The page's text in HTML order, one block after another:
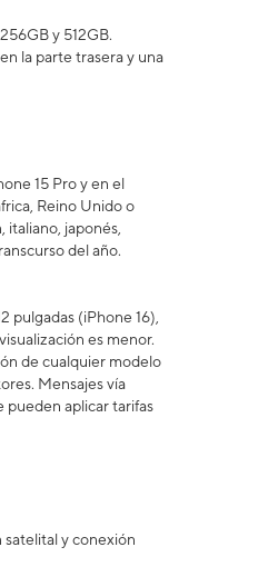
y 512GB.
la parte trasera y una
15 Pro y en el
Reino Unido o
italiano, japonés,
del año.
pulgadas (iPhone 16),
es menor.
de cualquier modelo
Mensajes vía
pueden aplicar tarifas
y conexión